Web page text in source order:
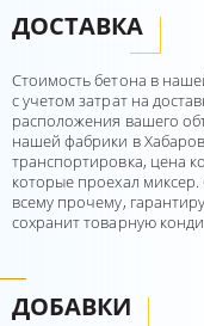
ДОСТАВКА
Стоимость бетона в
с учетом затрат на
расположения вашего
нашей фабрики в
транспортировка, цена
которые проехал
всему прочему,
сохранит товарную
ДОБАВКИ